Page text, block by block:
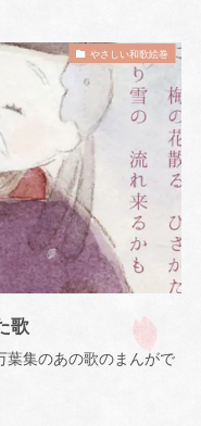
やさしい和歌絵巻
歌
葉集のあの歌のまんがで